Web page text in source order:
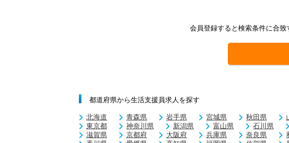
会員登録すると検索条件に合致
都道府県から生活支援員求人を探す
北海道 青森県 岩手県 宮城県 秋田県
東京都
神奈川県 新潟県 富山県 石川県
滋賀県
京都府 大阪府 兵庫県 奈良県